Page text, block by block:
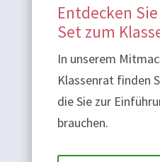
Entdecken
Set zum
In unserem
Klassenrat finden
die Sie zur
brauchen.